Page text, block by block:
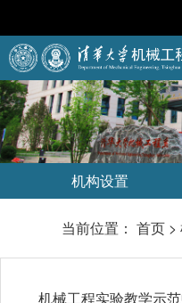
机构设置
当前位置： 首页 >
机械工程实验教学示